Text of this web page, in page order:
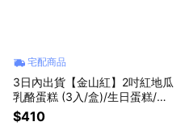
宅配商品
3日內出貨【金山紅】2吋紅地瓜
乳酪蛋糕 (3入/盒)/生日蛋糕/禮
盒
$410